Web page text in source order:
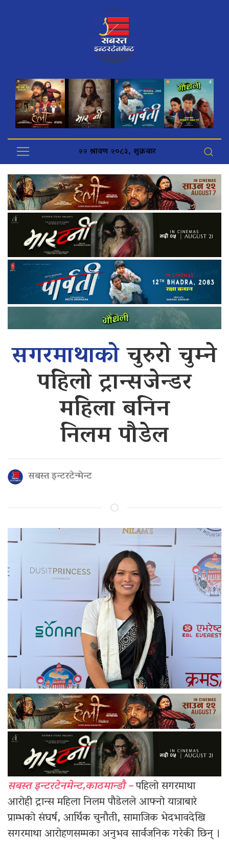
२२ श्रावण २०८३, शुक्रबार
सगरमाथाकोचुरुरो चुम्ने
पहिलो ट्रान्सजेन्डर
महिला बनिन
निलम पौडेल
सबस्त इन्टरटेन्मेन्ट
सबस्त इन्टरटेनमेन्ट,काठमान्डौ –पहिलो सगरमाथा
आरोही ट्रान्स महिला निलम पौडेलले आफ्नो यात्राबारे
प्राम्भको संघर्ष, आर्थिक चुनौती, सामाजिक भेदभावदेखि
सगरमाथा आरोहणसम्मका अनुभव सार्वजनिक गरेकी छिन् ।